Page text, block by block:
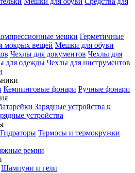
мешки Герметичные
мокрых вещей Мешки для обуви
Чехлы для документов Чехлы для
для одежды Чехлы для инструментов
Кемпинговые фонари Ручные фонари
Зарядные устройства к
устройства
Гидраторы Термосы и термокружки
ремни
Шампуни и гели